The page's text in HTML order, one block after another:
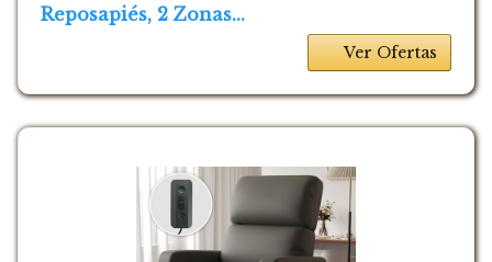
Reposapiés, 2 Zonas...
Ver Ofertas